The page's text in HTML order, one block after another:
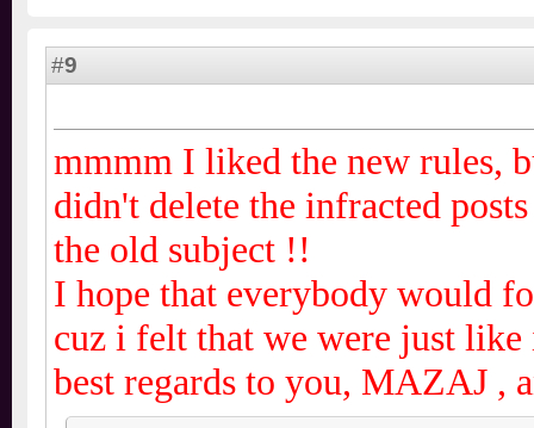
mmmm I liked the new
didn't delete the infracted
the old subject !!
I hope that everybody would
cuz i felt that we were just
best regards to you, MAZAJ